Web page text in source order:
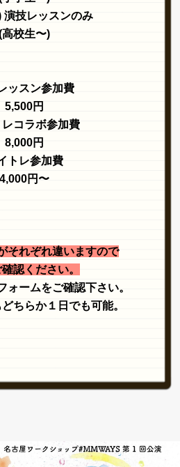
演技レッスンのみ
高校生〜)
ッスン参加費
5,500円
コラボ参加費
8,000円
トレ参加費
4,000円〜
それぞれ違いますので
認ください。
ォームをご確認下さい。
ちらか１日でも可能。